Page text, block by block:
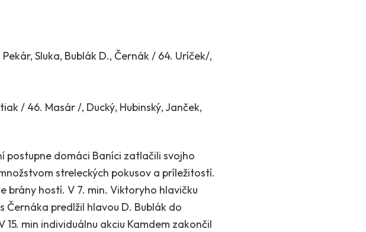
Sluka, Bublák D., Černák / 64. Uríček/,
/ 46. Masár /, Ducký, Hubinský, Janček,
domáci Baníci zatlačili svojho
streleckých pokusov a príležitostí.
brány hostí. V 7. min. Viktoryho hlavičku
Černáka predlžil hlavou D. Bublák do
min individuálnu akciu Kamdem zakončil